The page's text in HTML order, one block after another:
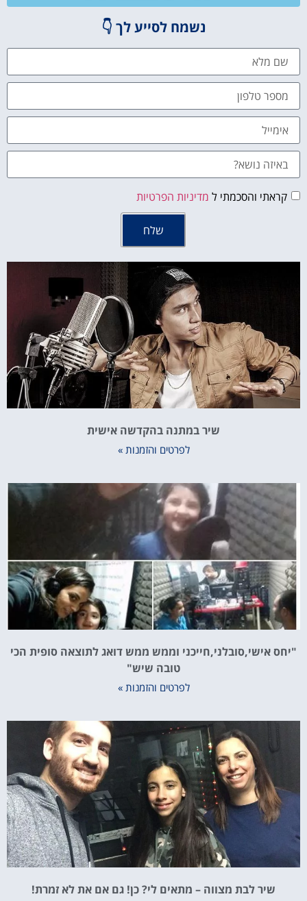
נשמח לסייע לך 👇
קראתי והסכמתי ל מדיניות הפרטיות
שלח
שיר במתנה בהקדשה אישית
לפרטים והזמנות »
"יחס אישי,סובלני,חייכני וממש ממש דואג לתוצאה סופית הכי
טובה שיש"
לפרטים והזמנות »
שיר לבת מצווה – מתאים לי? כן! גם אם את לא זמרת!